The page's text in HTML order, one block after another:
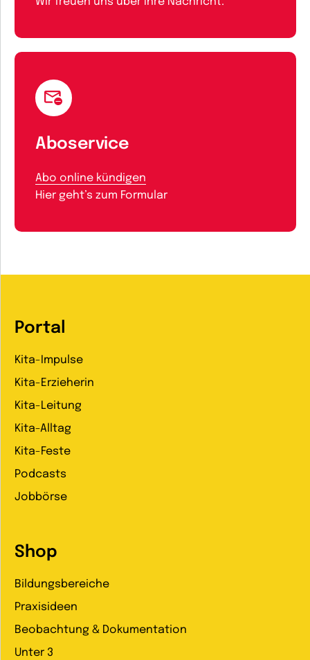
Aboservice
Abo online kündigen
Hier geht’s zum Formular
Portal
Kita-Impulse
Kita-Erzieherin
Kita-Leitung
Kita-Alltag
Kita-Feste
Podcasts
Jobbörse
Shop
Bildungsbereiche
Praxisideen
Beobachtung & Dokumentation
Unter 3